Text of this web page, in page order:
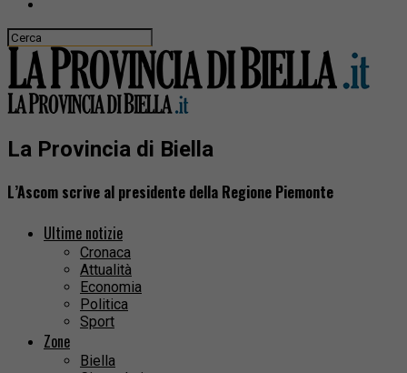
La Provincia di Biella
L’Ascom scrive al presidente della Regione Piemonte
Ultime notizie
Cronaca
Attualità
Economia
Politica
Sport
Zone
Biella